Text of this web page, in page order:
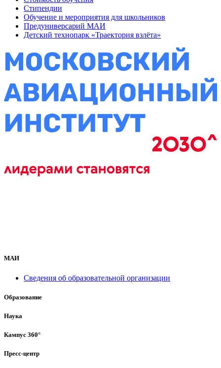
Стипендии
Обучение и мероприятия для школьников
Предуниверсарий МАИ
Детский технопарк «Траектория взлёта»
МАИ
Сведения об образовательной организации
Образование
Наука
Кампус 360°
Пресс-центр